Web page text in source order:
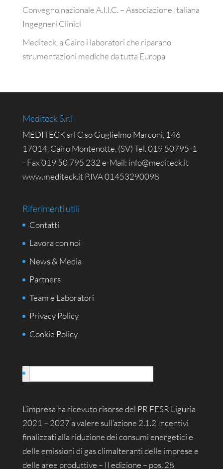
Convegno nazionale A.I.I.C. – Associazione Italiana
Ingegneri Clinici
Mediteck, a Cairo i laboratori che riparano
strumentazioni mediche da tutta Europa
Mediteck S.r.l
MEDITECK srl C.so Guglielmo Marconi, 146
17014, Cairo Montenotte, (SV) Tel. 019 50795-1
- Fax 019 50 795 232 e-Mail: info@mediteck.it
www.mediteck.it P.IVA 01453290098
Riferimenti utili
Contatti
Lavora con noi
News & Media
Partners
Team e Laboratori
Privacy Policy
Cookie Policy
L’impresa ha ricevuto risorse del PR FESR Liguria
2021 – 2027 a valere sull’azione 2.1.2 Incentivi
finalizzati alla riduzione dei consumi energetici e
delle emissioni di gas climalteranti delle imprese e
delle aree produttive – II edizione – pos. 28